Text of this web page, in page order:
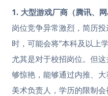
1. 大型游戏厂商（腾讯、
岗位竞争异常激烈，简历
时，可能会将“本科及以上
尤其是对于校招岗位。但
够惊艳，能够通过内推、
美术负责人，学历的限制